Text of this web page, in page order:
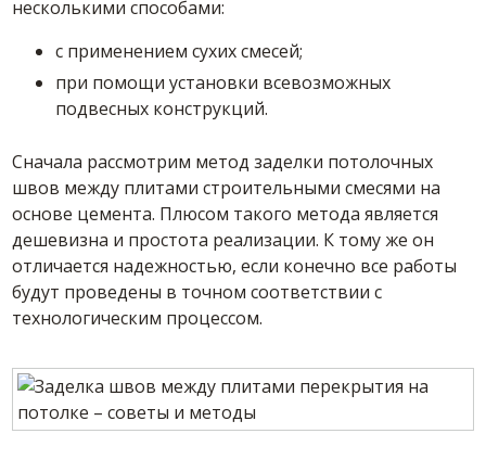
несколькими способами:
с применением сухих смесей;
при помощи установки всевозможных
подвесных конструкций.
Сначала рассмотрим метод заделки потолочных
швов между плитами строительными смесями на
основе цемента. Плюсом такого метода является
дешевизна и простота реализации. К тому же он
отличается надежностью, если конечно все работы
будут проведены в точном соответствии с
технологическим процессом.